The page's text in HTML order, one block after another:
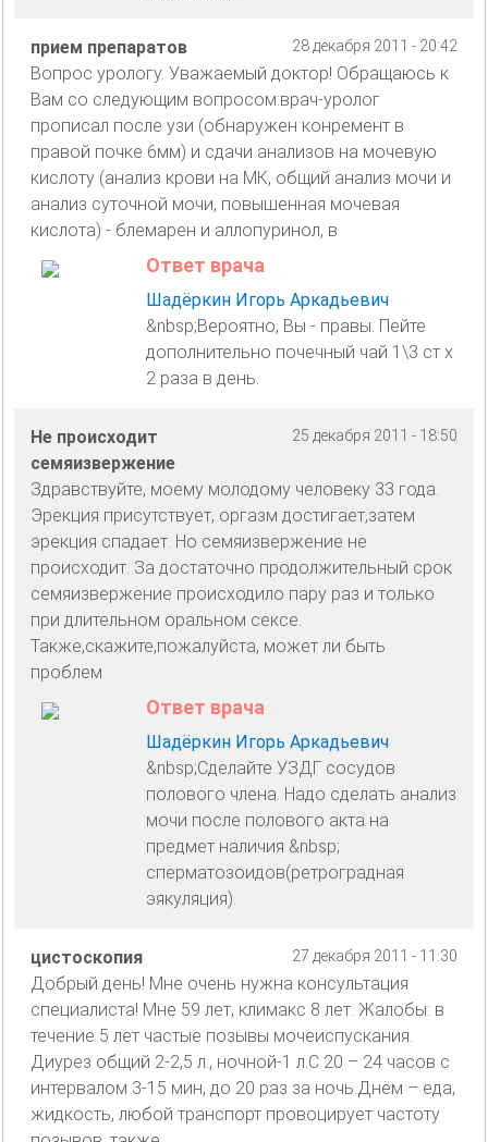
28 декабря 2011 - 20:42
прием препаратов
Вопрос урологу. Уважаемый доктор! Обращаюсь к
Вам со следующим вопросом:врач-уролог
прописал после узи (обнаружен конремент в
правой почке 6мм) и сдачи анализов на мочевую
кислоту (анализ крови на МК, общий анализ мочи и
анализ суточной мочи, повышенная мочевая
кислота) - блемарен и аллопуринол, в
Ответ врача
Шадёркин Игорь Аркадьевич
&nbsp;Вероятно, Вы - правы. Пейте
дополнительно почечный чай 1\3 ст х
2 раза в день.
25 декабря 2011 - 18:50
Не происходит
семяизвержение
Здравствуйте, моему молодому человеку 33 года.
Эрекция присутствует, оргазм достигает,затем
эрекция спадает. Но семяизвержение не
происходит. За достаточно продолжительный срок
семяизвержение происходило пару раз и только
при длительном оральном сексе.
Также,скажите,пожалуйста, может ли быть
проблем
Ответ врача
Шадёркин Игорь Аркадьевич
&nbsp;Сделайте УЗДГ сосудов
полового члена. Надо сделать анализ
мочи после полового акта на
предмет наличия &nbsp;
сперматозоидов(ретроградная
эякуляция).
27 декабря 2011 - 11:30
цистоскопия
Добрый день! Мне очень нужна консультация
специалиста! Мне 59 лет, климакс 8 лет. Жалобы: в
течение 5 лет частые позывы мочеиспускания.
Диурез общий 2-2,5 л., ночной-1 л.С 20 – 24 часов с
интервалом 3-15 мин, до 20 раз за ночь.Днём – еда,
жидкость, любой транспорт провоцирует частоту